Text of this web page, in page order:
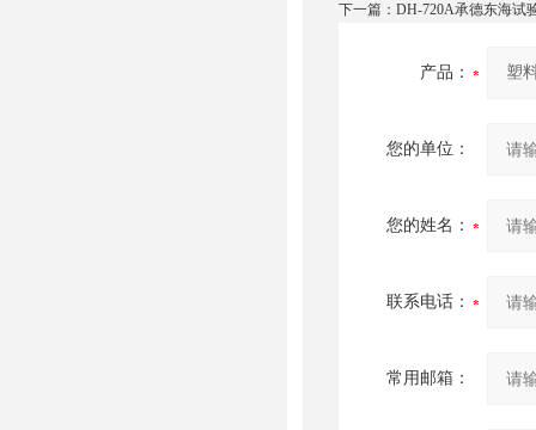
下一篇： DH-720A承德东海试
产品：
您的单位：
您的姓名：
联系电话：
常用邮箱：